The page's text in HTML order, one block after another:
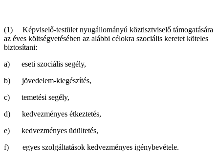
(1) Képviselő-testület nyugállományú köztisztviselő támogatására
az éves költségvetésében az alábbi célokra szociális keretet köteles
biztosítani:
a) eseti szociális segély,
b) jövedelem-kiegészítés,
c) temetési segély,
d) kedvezményes étkeztetés,
e) kedvezményes üdültetés,
f) egyes szolgáltatások kedvezményes igénybevétele.